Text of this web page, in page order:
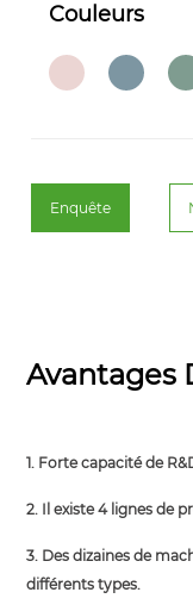
Couleurs
Enquête
Avantages
1. Forte capacité de
2. Il existe 4 lignes de
3. Des dizaines de
différents types.